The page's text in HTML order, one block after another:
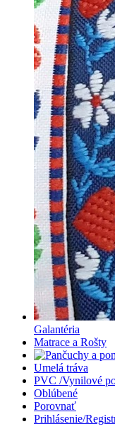
Galantéria
Matrace a Rošty
Umelá tráva
PVC /Vynilové
Oblúbené
Porovnať
Prihlásenie/